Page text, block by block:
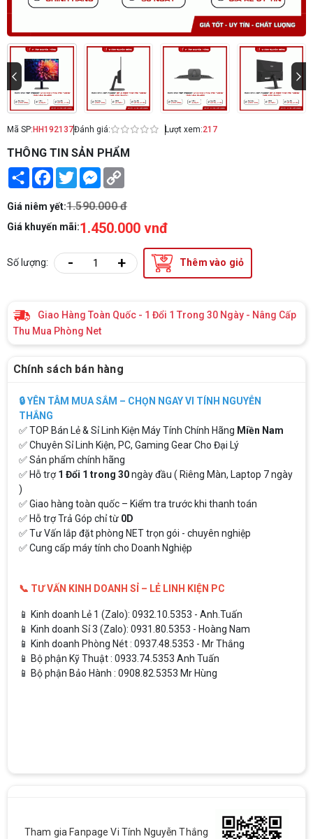
Mã SP: HH192137Đánh giá: Lượt xem:217
THÔNG TIN SẢN PHẨM
Share Facebook
TwitterMessenger
Giá niêm yết:1.590.000 đ
Giá khuyến mãi:1.450.000 vnđ
Số lượng: - + Thêm vào giỏ
Giao Hàng Toàn Quốc - 1 Đổi 1 Trong 30 Ngày - Nâng Cấp
Thu Mua Phòng Net
Chính sách bán hàng
🔒 YÊN TÂM MUA SẮM – CHỌN NGAY VI TÍNH NGUYỄN
THẮNG
✅ TOP Bán Lẻ & Sỉ Linh Kiện Máy Tính Chính Hãng Miền Nam
✅ Chuyên Sỉ Linh Kiện, PC, Gaming Gear Cho Đại Lý
✅ Sản phẩm chính hãng
✅ Hỗ trợ1 Đổi 1 trong 30ngày đầu ( Riêng Màn, Laptop 7 ngày
)
✅ Giao hàng toàn quốc – Kiểm tra trước khi thanh toán
✅ Hỗ trợ Trả Góp chỉ từ 0D
✅ Tư Vấn lắp đặt phòng NET trọn gói - chuyên nghiệp
✅ Cung cấp máy tính cho Doanh Nghiệp
📞 TƯ VẤN KINH DOANH SỈ – LẺ LINH KIỆN PC
📱 Kinh doanh Lẻ 1 (Zalo): 0932.10.5353 - Anh.Tuấn
📱 Kinh doanh Sỉ 3 (Zalo): 0931.80.5353 - Hoàng Nam
📱 Kinh doanh Phòng Nét : 0937.48.5353 - Mr Thắng
📱 Bộ phận Kỹ Thuật : 0933.74.5353 Anh Tuấn
📱 Bộ phận Bảo Hành : 0908.82.5353 Mr Hùng
Tham gia Fanpage Vi Tính Nguyễn Thắng